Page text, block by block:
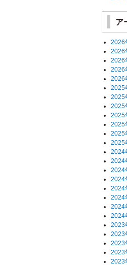
ア
2026
2026
2026
2026
2026
2025
2025
2025
2025
2025
2025
2025
2024
2024
2024
2024
2024
2024
2024
2024
2023
2023
2023
2023
2023